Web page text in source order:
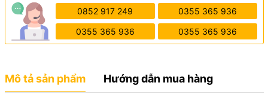
0852 917 249 0355 365 936
0355 365 936 0355 365 936
Mô tả sản phẩm Hướng dẫn mua hàng